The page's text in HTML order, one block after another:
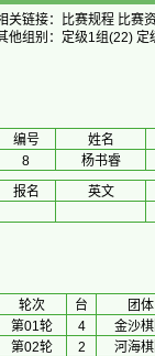
关链接：
比赛规程 比赛
他组别： 定级1组(22) 定
编号 姓名
8
杨书睿
报名
英文
轮次 台 团体
第01轮
4 金沙
第02轮
2 河海